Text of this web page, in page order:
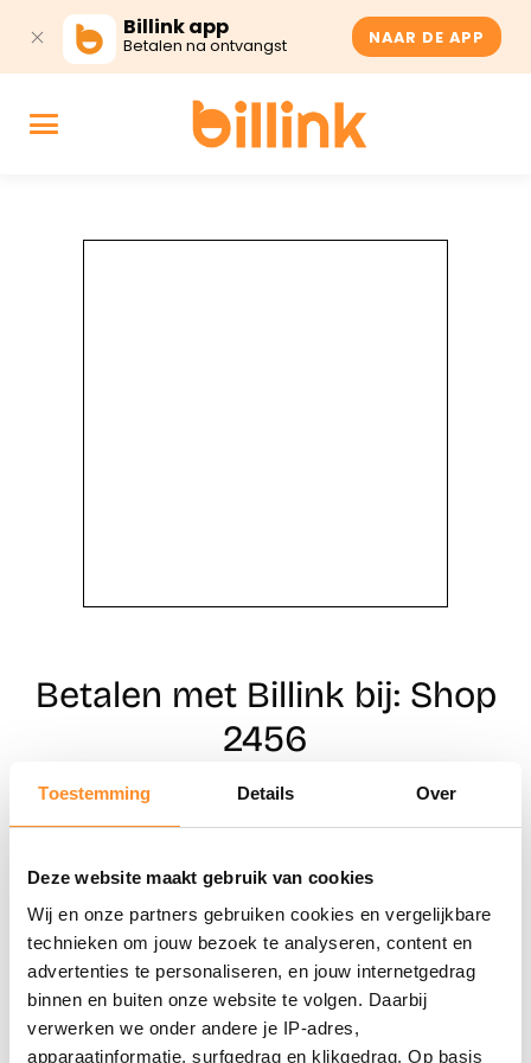
Toestemming Details Over
Deze website maakt gebruik van cookies
Wij en onze partners gebruiken cookies en vergelijkbare
technieken om jouw bezoek te analyseren, content en
advertenties te personaliseren, en jouw internetgedrag
binnen en buiten onze website te volgen. Daarbij
verwerken we onder andere je IP-adres,
apparaatinformatie, surfgedrag en klikgedrag. Op basis
Billink app
Betalen na ontvangst NAAR DE APP
Betalen met Billink bij: Shop
2456
Naar winkels